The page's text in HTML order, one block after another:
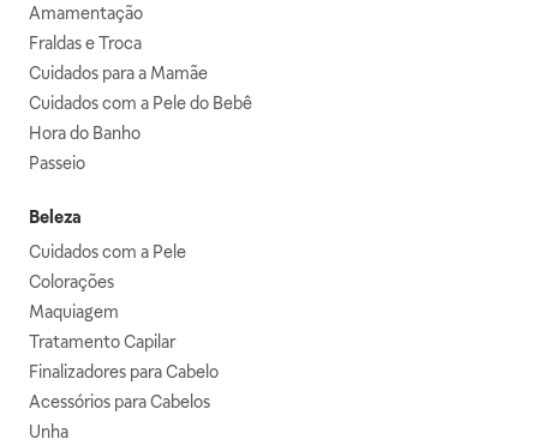
Amamentação
Fraldas e Troca
Cuidados para a Mamãe
Cuidados com a Pele do Bebê
Hora do Banho
Passeio
Beleza
Cuidados com a Pele
Colorações
Maquiagem
Tratamento Capilar
Finalizadores para Cabelo
Acessórios para Cabelos
Unha